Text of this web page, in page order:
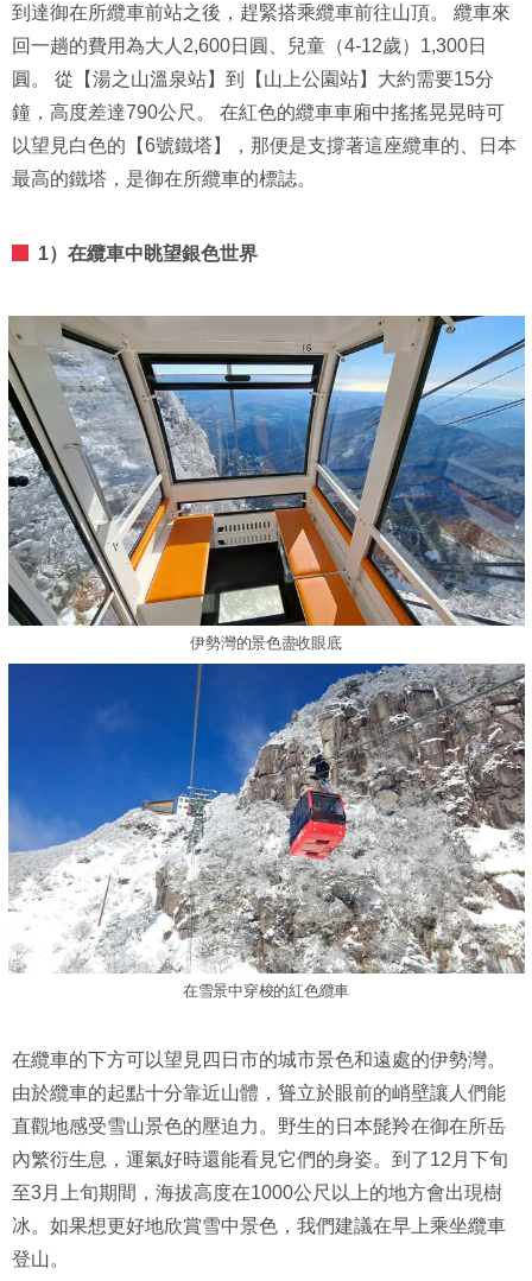
到達御在所纜車前站之後，趕緊搭乘纜車前往山頂。 纜車來
回一趟的費用為大人2,600日圓、兒童（4-12歲）1,300日
圓。 從【湯之山溫泉站】到【山上公園站】大約需要15分
鐘，高度差達790公尺。 在紅色的纜車車廂中搖搖晃晃時可
以望見白色的【6號鐵塔】，那便是支撐著這座纜車的、日本
最高的鐵塔，是御在所纜車的標誌。
1）在纜車中眺望銀色世界
伊勢灣的景色盡收眼底
在雪景中穿梭的紅色纜車
在纜車的下方可以望見四日市的城市景色和遠處的伊勢灣。
由於纜車的起點十分靠近山體，聳立於眼前的峭壁讓人們能
直觀地感受雪山景色的壓迫力。野生的日本髭羚在御在所岳
內繁衍生息，運氣好時還能看見它們的身姿。到了12月下旬
至3月上旬期間，海拔高度在1000公尺以上的地方會出現樹
冰。如果想更好地欣賞雪中景色，我們建議在早上乘坐纜車
登山。